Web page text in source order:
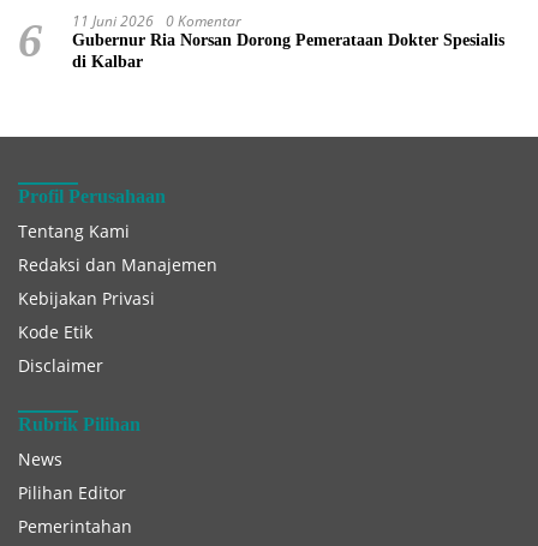
6 11 Juni 2026 0 Komentar
Gubernur Ria Norsan Dorong Pemerataan Dokter Spesialis
di Kalbar
Profil Perusahaan
Tentang Kami
Redaksi dan Manajemen
Kebijakan Privasi
Kode Etik
Disclaimer
Rubrik Pilihan
News
Pilihan Editor
Pemerintahan